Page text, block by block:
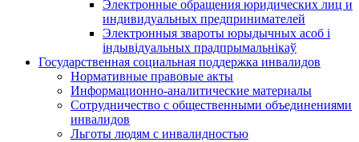
Электронные обращения юридических лиц и
индивидуальных предпринимателей
Электронныя звароты юрыдычных асоб і
індывідуальных прадпрымальнікаў
Государственная социальная поддержка инвалидов
Нормативные правовые акты
Информационно-аналитические материалы
Сотрудничество с общественными объединениями
инвалидов
Льготы людям с инвалидностью